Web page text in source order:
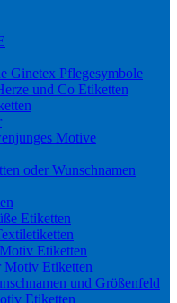
Ginetex Pflegesymbole
und Co Etiketten
Motive
oder Wunschnamen
Etiketten
Etiketten
Motiv Etiketten
und Größenfeld
Etiketten